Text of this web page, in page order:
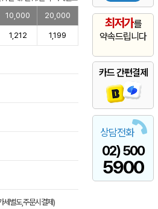
최저가를
약속드립니다
카드 간편결제
상담전화
02) 500
5900
10,000 20,000
1,212 1,199
세별도,주문시결제)